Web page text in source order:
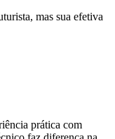
mas sua efetiva
prática com